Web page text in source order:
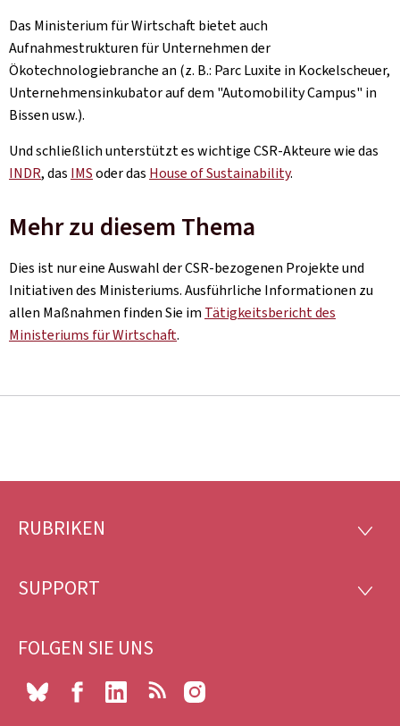
Das Ministerium für Wirtschaft bietet auch
Aufnahmestrukturen für Unternehmen der
Ökotechnologiebranche an (z. B.: Parc Luxite in Kockelscheuer,
Unternehmensinkubator auf dem "Automobility Campus" in
Bissen usw.).
Und schließlich unterstützt es wichtige CSR-Akteure wie das
INDR, das IMSoder das House of Sustainability.
Mehr zu diesem Thema
Dies ist nur eine Auswahl der CSR-bezogenen Projekte und
Initiativen des Ministeriums. Ausführliche Informationen zu
allen Maßnahmen finden Sie im Tätigkeitsbericht des
Ministeriums für Wirtschaft.
Footer
RUBRIKEN
SUPPORT
FOLGEN SIE UNS
Bluesky FacebookLinkedIn RSS